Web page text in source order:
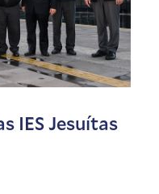
IES Jesuítas